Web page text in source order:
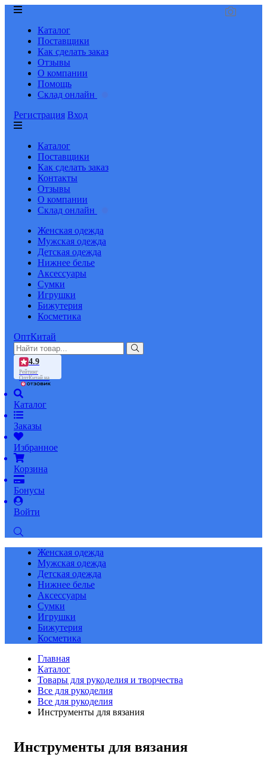
Каталог
Поставщики
Как сделать заказ
Отзывы
О компании
Помощь
Склад онлайн
Регистрация Вход
Каталог
Поставщики
Как сделать заказ
Контакты
Отзывы
О компании
Склад онлайн
Женская одежда
Мужская одежда
Детская одежда
Нижнее белье
Аксессуары
Сумки
Игрушки
Бижутерия
Косметика
ОптКитай
4.9
Рейтинг
ОптКитай на
Каталог
Заказы
Избранное
Корзина
Бонусы
Войти
Женская одежда
Мужская одежда
Детская одежда
Нижнее белье
Аксессуары
Сумки
Игрушки
Бижутерия
Косметика
Главная
Каталог
Товары для рукоделия и творчества
Все для рукоделия
Все для рукоделия
Инструменты для вязания
Инструменты для вязания